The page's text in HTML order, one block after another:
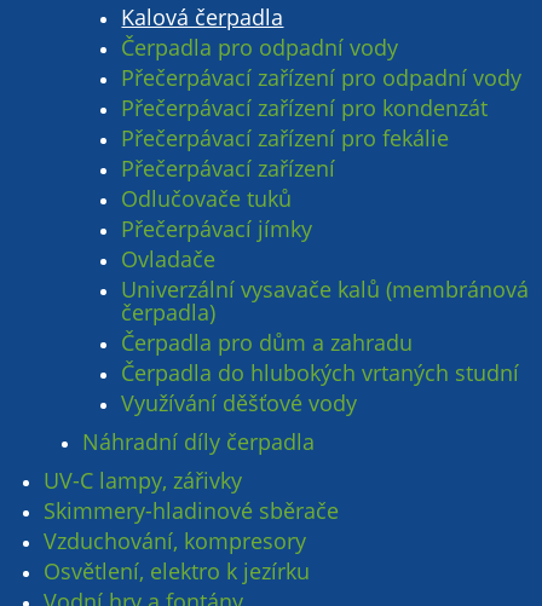
Kalová čerpadla
Čerpadla pro odpadní vody
Přečerpávací zařízení pro odpadní vody
Přečerpávací zařízení pro kondenzát
Přečerpávací zařízení pro fekálie
Přečerpávací zařízení
Odlučovače tuků
Přečerpávací jímky
Ovladače
Univerzální vysavače kalů (membránová
čerpadla)
Čerpadla pro dům a zahradu
Čerpadla do hlubokých vrtaných studní
Využívání děšťové vody
Náhradní díly čerpadla
UV-C lampy, zářivky
Skimmery-hladinové sběrače
Vzduchování, kompresory
Osvětlení, elektro k jezírku